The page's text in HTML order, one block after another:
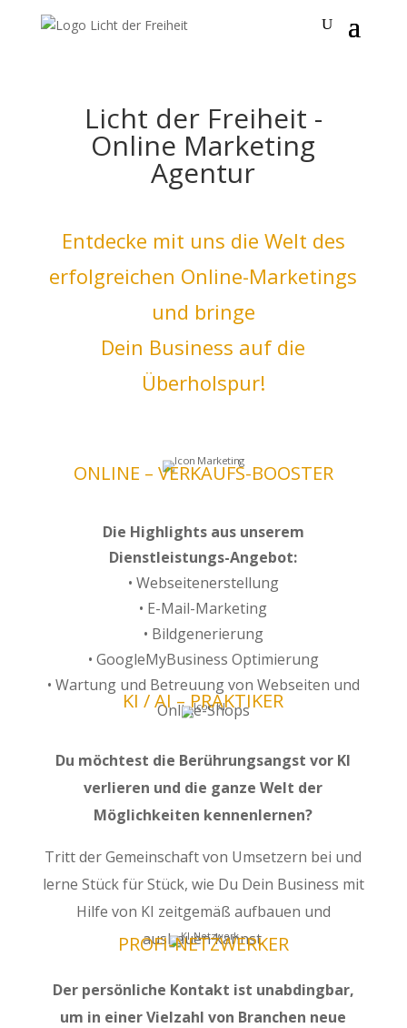
Licht der Freiheit -
Online Marketing
Agentur
Entdecke mit uns die Welt des
erfolgreichen Online-Marketings
und bringe
Dein Business auf die
Überholspur!
ONLINE – VERKAUFS-BOOSTER
Die Highlights aus unserem
Dienstleistungs-Angebot:
• Webseitenerstellung
• E-Mail-Marketing
• Bildgenerierung
• GoogleMyBusiness Optimierung
• Wartung und Betreuung von Webseiten und
Online-Shops
KI / AI – PRAKTIKER
Du möchtest die Berührungsangst vor KI
verlieren und die ganze Welt der
Möglichkeiten kennenlernen?
Tritt der Gemeinschaft von Umsetzern bei und
lerne Stück für Stück, wie Du Dein Business mit
Hilfe von KI zeitgemäß aufbauen und
ausbauen kannst.
PROFI-NETZWERKER
Der persönliche Kontakt ist unabdingbar,
um in einer Vielzahl von Branchen neue